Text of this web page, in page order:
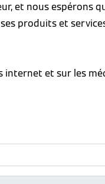
et nous espérons
produits et
et sur les